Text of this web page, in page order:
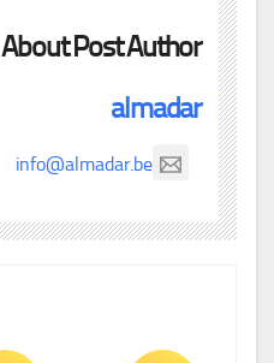
About Post Author
almadar
info@almadar.be